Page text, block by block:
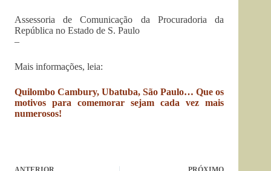
Assessoria de Comunicação da Procuradoria da
República no Estado de S. Paulo
–
Mais informações, leia:
Quilombo Cambury, Ubatuba, São Paulo… Que os
motivos para comemorar sejam cada vez mais
numerosos!